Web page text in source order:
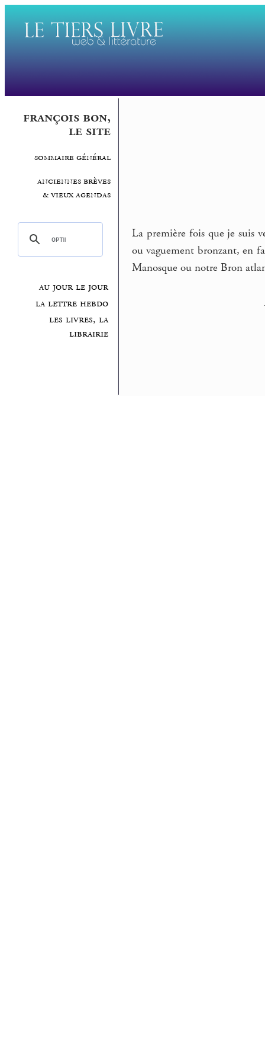
françois bon,
le site
sommaire général
anciennes brèves
& vieux agendas
au jour le jour
la lettre hebdo
les livres, la
librairie
La première fois que je suis
ou vaguement bronzant, en
Manosque ou notre Bron